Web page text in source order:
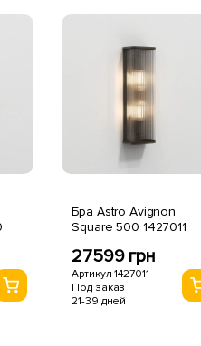
Бра Astro Avignon
Square 500 1427011
27599 грн
Артикул 1427011
Под заказ
21-39 дней